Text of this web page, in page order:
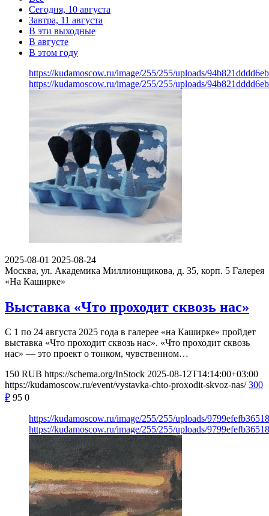
Сегодня, 10 августа
Завтра, 11 августа
В эти выходные
В августе
В этом году
https://kudamoscow.ru/image/255/255/uploads/
https://kudamoscow.ru/image/255/255/uploads/
2025-08-01 2025-08-24
Москва, ул. Академика Миллионщикова, д. 35, корп. 5 Галерея
«На Каширке»
Выставка «Что проходит сквозь нас»
С 1 по 24 августа 2025 года в галерее «на Каширке» пройдет
выставка «Что проходит сквозь нас». «Что проходит сквозь
нас» — это проект о тонком, чувственном…
150 RUB https://schema.org/InStock 2025-08-12T14:14:00+03:00
https://kudamoscow.ru/event/vystavka-chto-proxodit-skvoz-nas/ 300
₽ 95 0
https://kudamoscow.ru/image/255/255/uploads/
https://kudamoscow.ru/image/255/255/uploads/